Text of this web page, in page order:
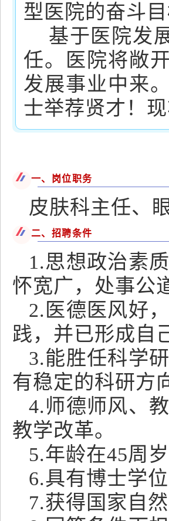
型医院的奋斗
基于医院发
任。医院将敞
发展事业中来
士举荐贤才！
一、岗位职务
皮肤科主任、
二、招聘条件
1.思想政治素
怀宽广，处事公
2.医德医风好
践，并已形成自
3.能胜任科学
有稳定的科研方
4.师德师风、
教学改革。
5.年龄在45周
6.具有博士学
7.获得国家自